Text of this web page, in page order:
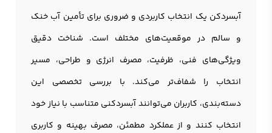
آبسردکن یک انتخاب کاربردی و ضروری برای تأمین آب خنک
و سالم در موقعیت‌های مختلف است. شناخت دقیق
ویژگی‌های فنی، ظرفیت، مصرف انرژی و طراحی، مسیر
انتخاب را شفاف‌تر می‌کند. با بررسی تخصصی این
دسته‌بندی، کاربران می‌توانند آبسردکنی متناسب با نیاز خود
انتخاب کنند و از عملکرد مطمئن، مصرف بهینه و کاربری